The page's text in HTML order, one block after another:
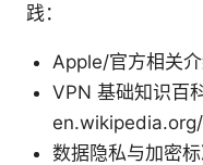
践：
Apple/官方相关
VPN 基础知识百
数据隐私与加密